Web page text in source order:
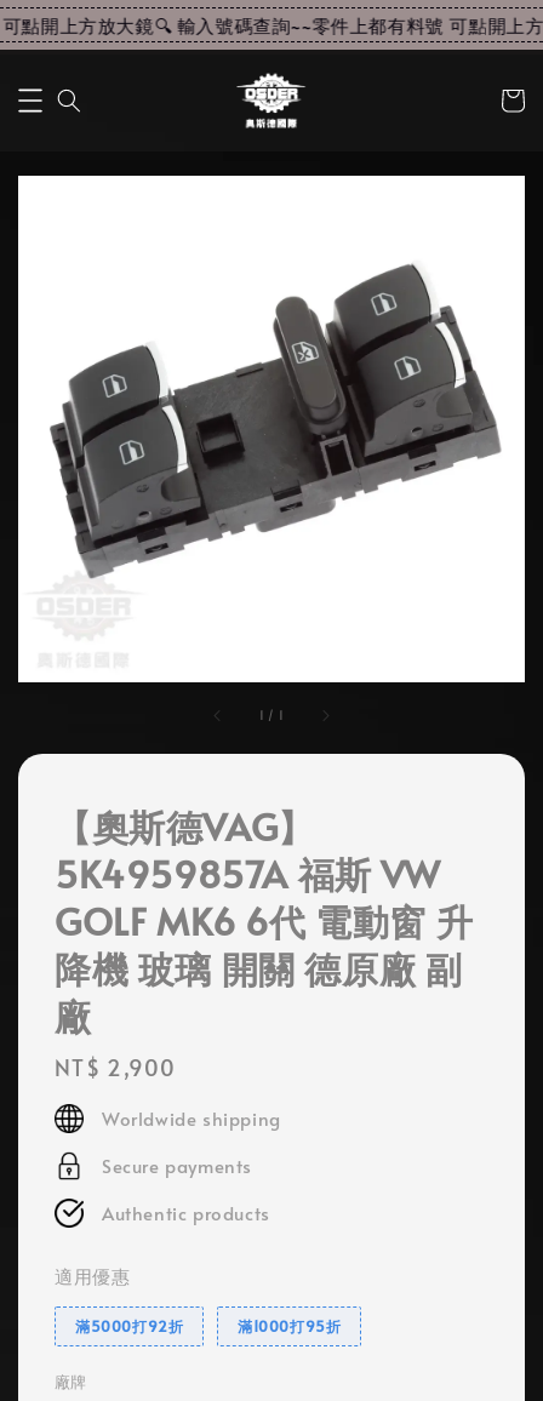
點開上方放大鏡🔍 輸入號碼查詢~~零件上都有料號 可點開上
1 / 1
【奧斯德VAG】
5K4959857A 福斯 VW
GOLF MK6 6代 電動窗 升
降機 玻璃 開關 德原廠 副
廠
Regular
price
NT$ 2,900
Worldwide shipping
Secure payments
Authentic products
適用優惠
滿5000打92折 滿1000打95折
廠牌